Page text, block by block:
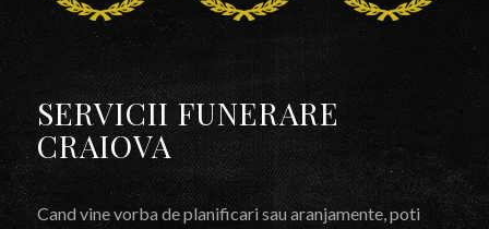
SERVICII FUNERARE
CRAIOVA
Cand vine vorba de planificari sau aranjamente, poti